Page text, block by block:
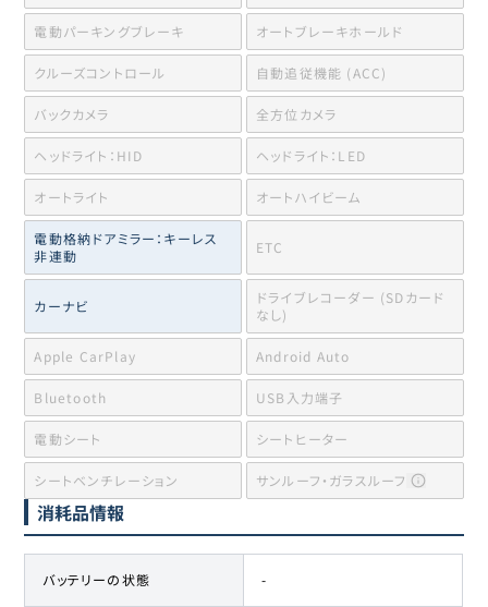
電動パーキングブレーキ オートブレーキホールド
クルーズコントロール 自動追従機能 (ACC)
バックカメラ 全方位カメラ
ヘッドライト：HID ヘッドライト：LED
オートライト オートハイビーム
電動格納ドアミラー：キーレス
非連動
ETC
カーナビ
ドライブレコーダー (SDカード
なし)
Apple CarPlay Android Auto
Bluetooth USB入力端子
電動シート シートヒーター
シートベンチレーション サンルーフ・ガラスルーフ
消耗品情報
バッテリーの状態 -